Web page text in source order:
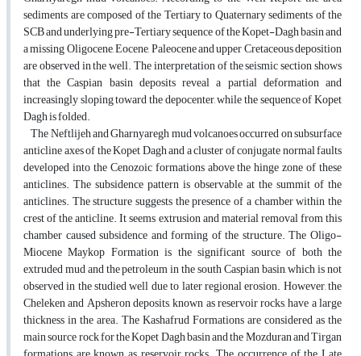
sediments are composed of the Tertiary to Quaternary sediments of the
SCB and underlying pre-Tertiary sequence of the Kopet-Dagh basin and
a missing Oligocene, Eocene, Paleocene and upper Cretaceous deposition
are observed in the well. The interpretation of the seismic section shows
that the Caspian basin deposits reveal a partial deformation and
increasingly sloping toward the depocenter, while the sequence of Kopet
Dagh is folded.
The Neftlijeh and Gharnyaregh mud volcanoes occurred on subsurface
anticline axes of the Kopet Dagh and a cluster of conjugate normal faults
developed into the Cenozoic formations above the hinge zone of these
anticlines. The subsidence pattern is observable at the summit of the
anticlines. The structure suggests the presence of a chamber within the
crest of the anticline. It seems extrusion and material removal from this
chamber caused subsidence and forming of the structure. The Oligo-
Miocene Maykop Formation is the significant source of both the
extruded mud and the petroleum in the south Caspian basin, which is not
observed in the studied well due to later regional erosion. However, the
Cheleken and Apsheron deposits, known as reservoir rocks, have a large
thickness in the area. The Kashafrud Formations are considered as the
main source rock for the Kopet Dagh basin and the Mozduran and Tirgan